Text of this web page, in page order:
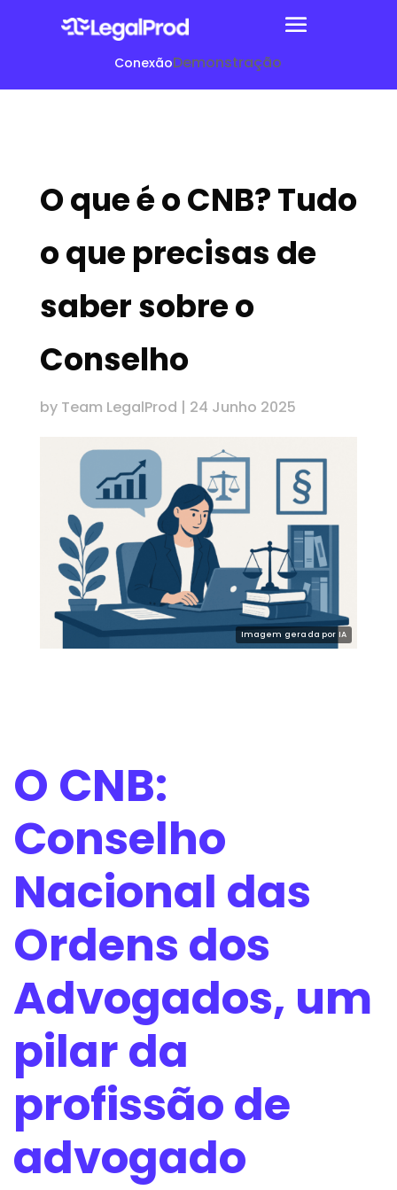
ConexãoDemonstração
O que é o CNB? Tudo
o que precisas de
saber sobre o
Conselho
by Team LegalProd | 24 Junho 2025
O CNB:
Conselho
Nacional das
Ordens dos
Advogados, um
pilar da
profissão de
advogado